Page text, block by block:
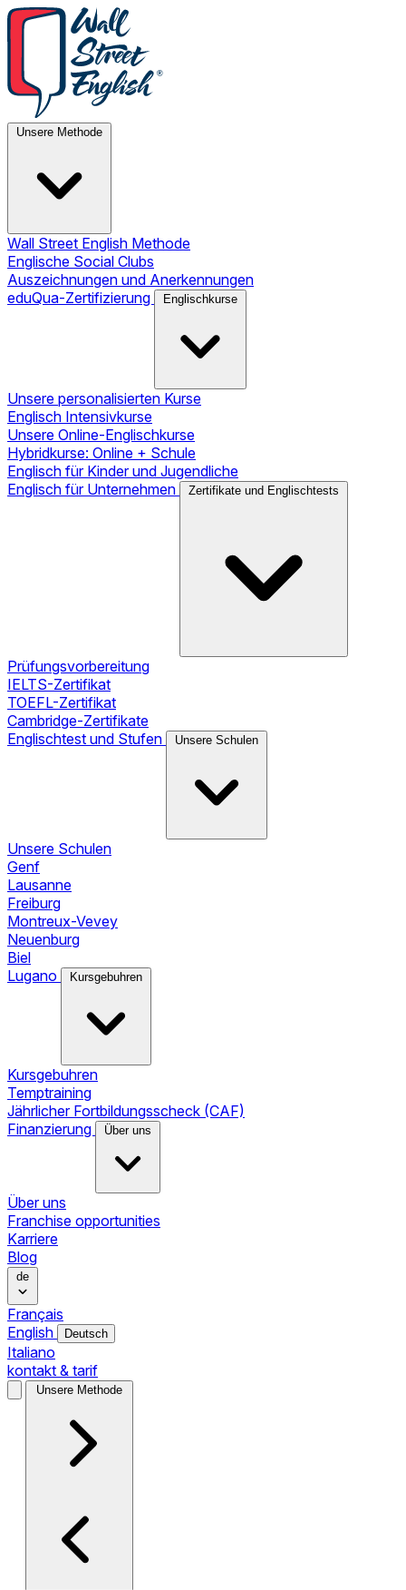
Unsere Methode
Wall Street English Methode
Englische Social Clubs
Auszeichnungen und Anerkennungen
eduQua-Zertifizierung
Englischkurse
Unsere personalisierten Kurse
Englisch Intensivkurse
Unsere Online-Englischkurse
Hybridkurse: Online + Schule
Englisch für Kinder und Jugendliche
Englisch für Unternehmen
Zertifikate und Englischtests
Prüfungsvorbereitung
IELTS-Zertifikat
TOEFL-Zertifikat
Cambridge-Zertifikate
Englischtest und Stufen
Unsere Schulen
Unsere Schulen
Genf
Lausanne
Freiburg
Montreux-Vevey
Neuenburg
Biel
Lugano
Kursgebuhren
Kursgebuhren
Temptraining
Jährlicher Fortbildungsscheck (CAF)
Finanzierung
Über uns
Über uns
Franchise opportunities
Karriere
Blog
de
Français
English
Deutsch
Italiano
kontakt & tarif
Unsere Methode